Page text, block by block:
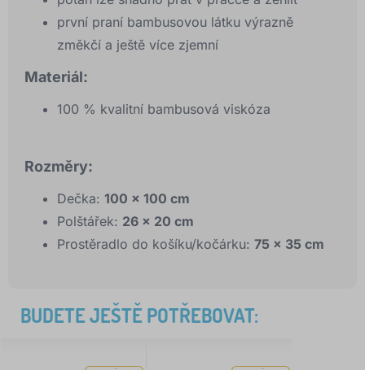
první praní bambusovou látku výrazně
změkčí a ještě více zjemní
Materiál:
100 % kvalitní bambusová viskóza
Rozměry:
Dečka: 100 × 100 cm
Polštářek: 26 × 20 cm
Prostěradlo do košíku/kočárku: 75 × 35 cm
BUDETE JEŠTĚ POTŘEBOVAT: